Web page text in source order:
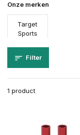
Onze merken
Target
Sports
Filter
1 product